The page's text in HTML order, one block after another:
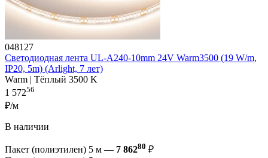
048127
Светодиодная лента UL-A240-10mm 24V Warm3500 (19 W/m,
IP20, 5m) (Arlight, 7 лет)
Warm | Тёплый 3500 K
1 57256
₽/м
В наличии
Пакет (полиэтилен) 5 м — 7 86280 ₽